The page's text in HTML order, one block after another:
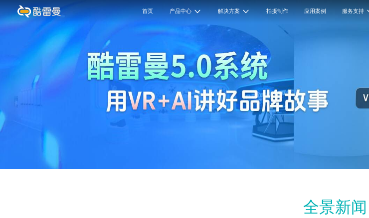
首页 产品中心 解决方案 拍摄制作 应用案例 服务支持
全景新闻